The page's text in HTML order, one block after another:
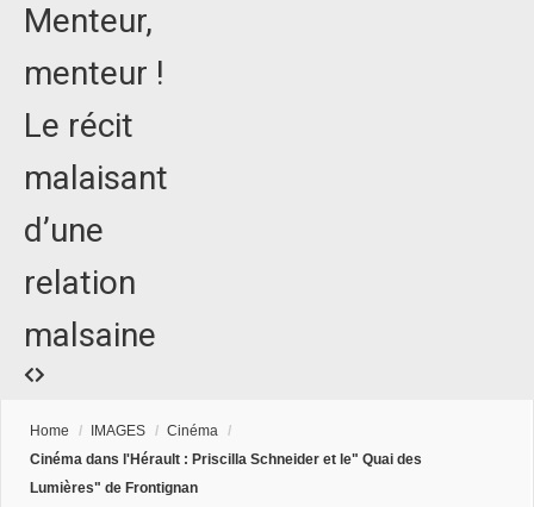
Menteur,
menteur !
Le récit
malaisant
d’une
relation
malsaine
Home / IMAGES / Cinéma /
Cinéma dans l'Hérault : Priscilla Schneider et le" Quai des
Lumières" de Frontignan